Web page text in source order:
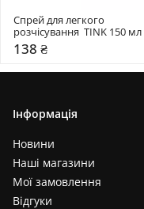
Спрей для легкого
розчісування  TINK 150 мл
138 ₴
Інформація
Новини
Наші магазини
Мої замовлення
Відгуки